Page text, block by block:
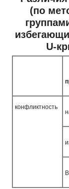
(по
U-
конфликтность